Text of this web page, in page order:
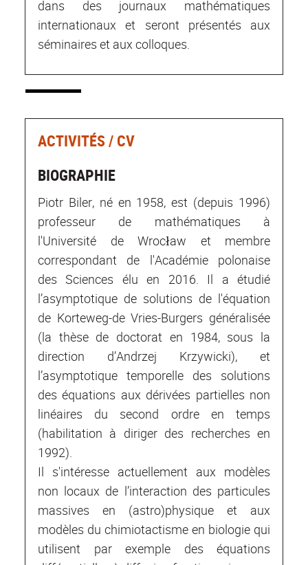
dans des journaux mathématiques
internationaux et seront présentés aux
séminaires et aux colloques.
ACTIVITÉS / CV
BIOGRAPHIE
Piotr Biler, né en 1958, est (depuis 1996)
professeur de mathématiques à
l'Université de Wrocław et membre
correspondant de l'Académie polonaise
des Sciences élu en 2016. Il a étudié
l’asymptotique de solutions de l'équation
de Korteweg-de Vries-Burgers généralisée
(la thèse de doctorat en 1984, sous la
direction d’Andrzej Krzywicki), et
l’asymptotique temporelle des solutions
des équations aux dérivées partielles non
linéaires du second ordre en temps
(habilitation à diriger des recherches en
1992).
Il s'intéresse actuellement aux modèles
non locaux de l’interaction des particules
massives en (astro)physique et aux
modèles du chimiotactisme en biologie qui
utilisent par exemple des équations